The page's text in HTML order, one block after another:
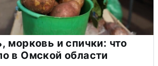
морковь и спички: что
в Омской области